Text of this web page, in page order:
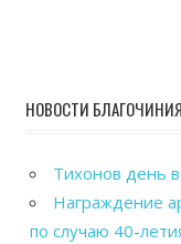
НОВОСТИ БЛАГОЧИНИЯ
Тихонов день
Награждение
по случаю 40-